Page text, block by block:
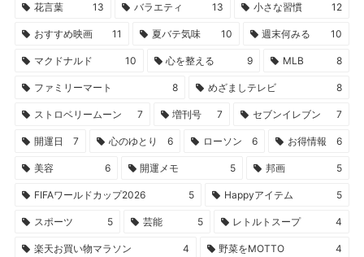
花言葉 13 バラエティ 13 小さな習慣 12
おすすめ映画 11 夏バテ気味 10 週末何みる 10
マクドナルド 10 心を整える 9 MLB 8
ファミリーマート 8 めざましテレビ 8
ストロベリームーン 7 増刊号 7 セブンイレブン 7
開運日 7 心のゆとり 6 ローソン 6 お得情報 6
美容 6 開運メモ 5 邦画 5
FIFAワールドカップ2026 5 Happyアイテム 5
スポーツ 5 芸能 5 レトルトスープ 4
楽天お買い物マラソン 4 野菜をMOTTO 4